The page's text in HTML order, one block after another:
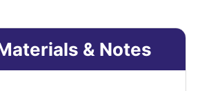
& Notes